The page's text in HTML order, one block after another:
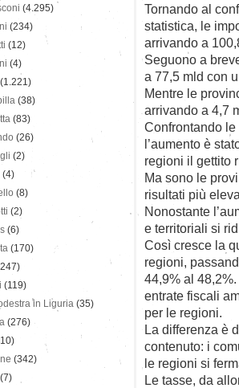
Tornando al
statistica, le
arrivando a
Seguono a
a 77,5 mld con
Mentre le
arrivando a 4,7
Confrontando
l’aumento è
regioni il gettito
Ma sono le
risultati più
Nonostante
e territoriali si
Così cresce la
regioni,
44,9% al
entrate fiscali
per le regioni.
La differenza è
contenuto: i
le regioni si
Le tasse, da
(4.295)
(234)
(12)
(4)
(1.221)
(38)
(83)
(26)
(2)
(4)
(8)
(2)
(6)
(170)
(119)
in Liguria (35)
(276)
(342)
(7)